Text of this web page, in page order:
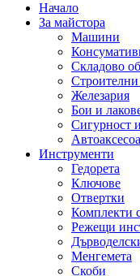
Начало
За майстора
Машини
Складово
Железария
Бои и
Сигурност
Инструменти
Гедорета
Ключове
Отвертки
Комплекти
Режещи
Менгемета
Скоби